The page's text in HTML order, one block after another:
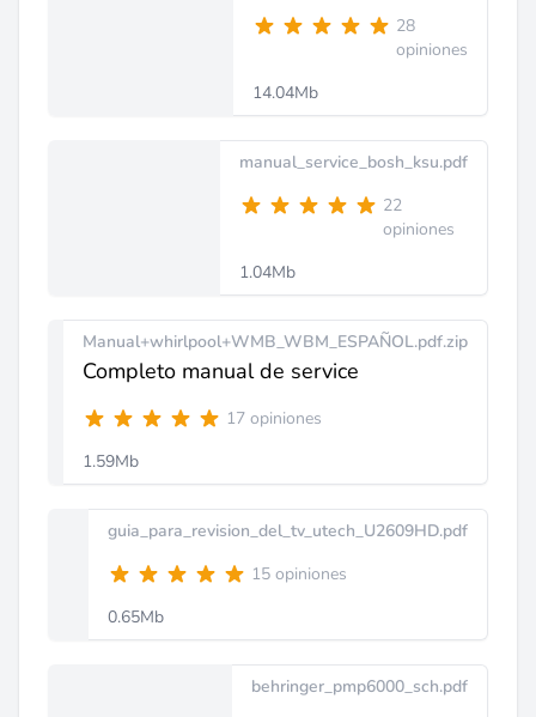
28
opiniones
14.04Mb
manual_service_bosh_ksu.pdf
22
opiniones
1.04Mb
Manual+whirlpool+WMB_WBM_ESPAÑOL.pdf.zip
Completo manual de service
17 opiniones
1.59Mb
guia_para_revision_del_tv_utech_U2609HD.pdf
15 opiniones
0.65Mb
behringer_pmp6000_sch.pdf